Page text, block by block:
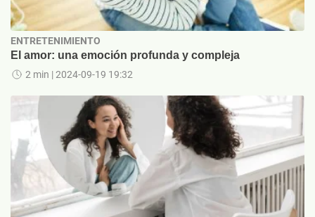
ENTRETENIMIENTO
El amor: una emoción profunda y compleja
2 min | 2024-09-19 19:32